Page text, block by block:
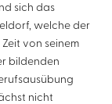
sich das
welche der
von seinem
bildenden
nicht